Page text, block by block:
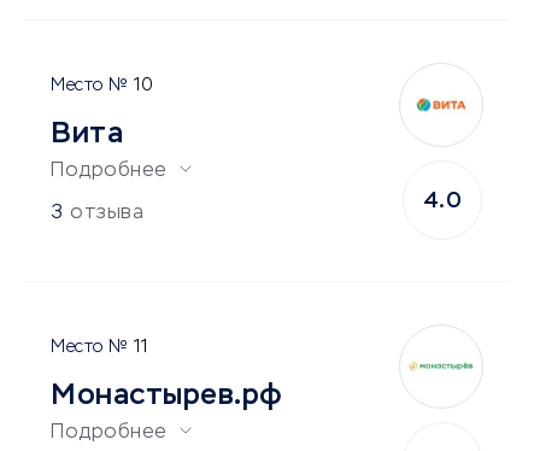
10
Вита
Подробнее
3 отзыва
4.0
11
Монастырев.рф
Подробнее